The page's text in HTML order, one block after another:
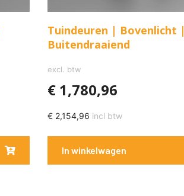
Tuindeuren | Bovenlicht |
Buitendraaiend
excl. btw
€1,780,96
€2,154,96 incl btw
In winkelwagen